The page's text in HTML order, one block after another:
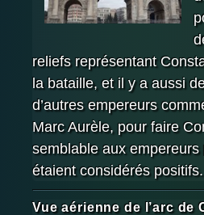
reliefs représentant
la bataille, et il y a aussi
d’autres empereurs
Marc Aurèle, pour faire
semblable aux
étaient considérés positifs.
Vue aérienne de l’arc de